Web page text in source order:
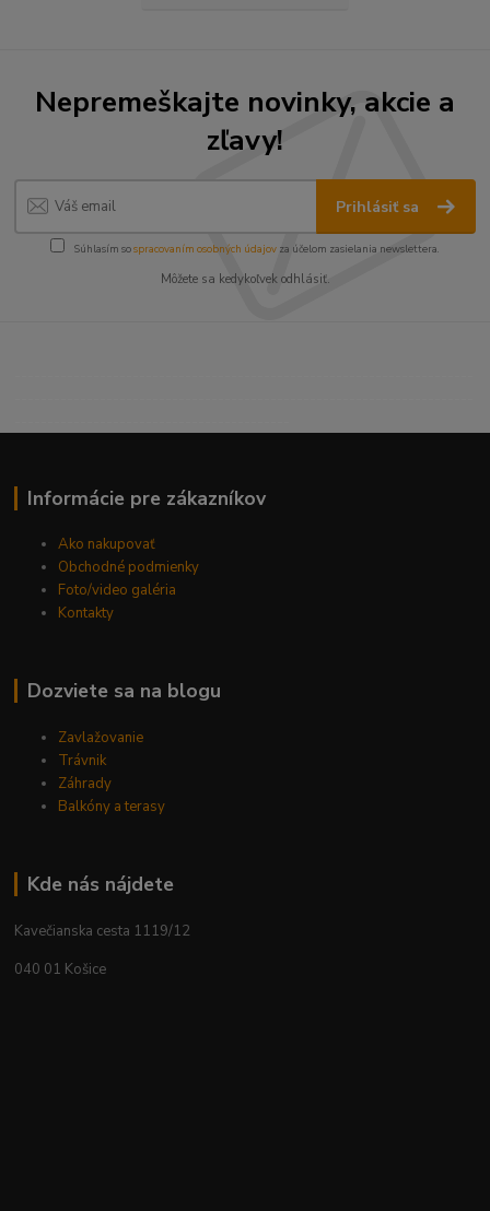
Nepremeškajte novinky, akcie a
zľavy!
Prihlásiť sa
Súhlasím sospracovaním osobných údajov za účelom zasielania newslettera.
Môžete sa kedykoľvek odhlásiť.
Informácie pre zákazníkov
Ako nakupovať
Obchodné podmienky
Foto/video galéria
Kontakty
Dozviete sa na blogu
Zavlažovanie
Trávnik
Záhrady
Balkóny a terasy
Kde nás nájdete
Kavečianska cesta 1119/12
040 01 Košice